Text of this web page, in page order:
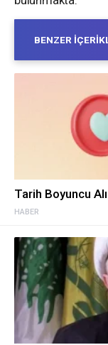
BENZER
HABER
Tarih Boyuncu